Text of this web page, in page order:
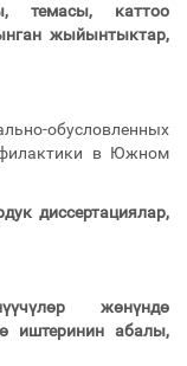
темасы, каттоо
жыйынтыктар,
обусловленных
в Южном
диссертациялар,
жөнүндө
иштеринин абалы,